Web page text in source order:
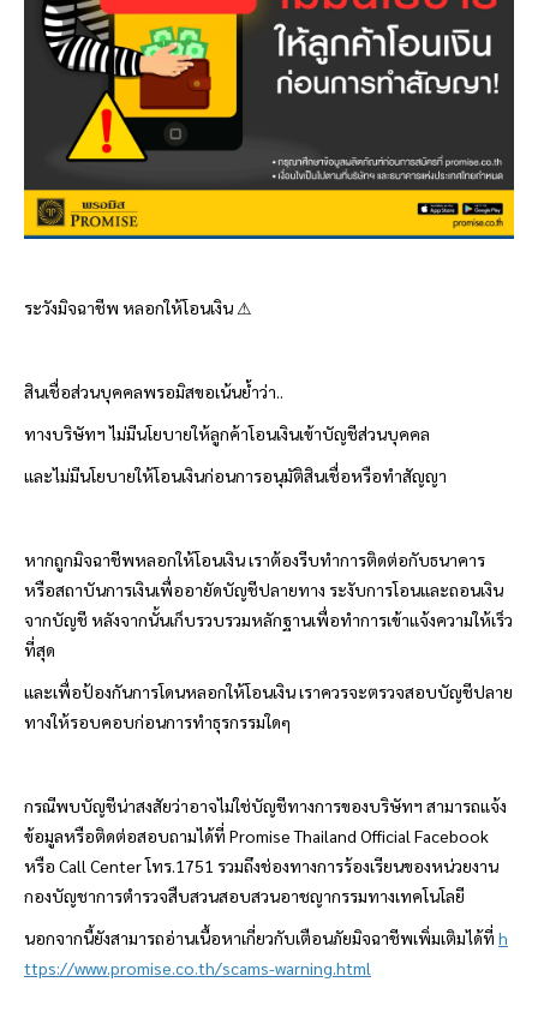
ระวังมิจฉาชีพ หลอกให้โอนเงิน ⚠
สินเชื่อส่วนบุคคลพรอมิสขอเน้นย้ำว่า..
ทางบริษัทฯ ไม่มีนโยบายให้ลูกค้าโอนเงินเข้าบัญชีส่วนบุคคล
และไม่มีนโยบายให้โอนเงินก่อนการอนุมัติสินเชื่อหรือทำสัญญา
หากถูกมิจฉาชีพหลอกให้โอนเงิน เราต้องรีบทำการติดต่อกับธนาคาร
หรือสถาบันการเงินเพื่ออายัดบัญชีปลายทาง ระงับการโอนและถอนเงิน
จากบัญชี หลังจากนั้นเก็บรวบรวมหลักฐานเพื่อทำการเข้าแจ้งความให้เร็ว
ที่สุด
และเพื่อป้องกันการโดนหลอกให้โอนเงิน เราควรจะตรวจสอบบัญชีปลาย
ทางให้รอบคอบก่อนการทำธุรกรรมใดๆ
กรณีพบบัญชีน่าสงสัยว่าอาจไม่ใช่บัญชีทางการของบริษัทฯ สามารถแจ้ง
ข้อมูลหรือติดต่อสอบถามได้ที่ Promise Thailand Official Facebook
หรือ Call Center โทร.1751 รวมถึงช่องทางการร้องเรียนของหน่วยงาน
กองบัญชาการตำรวจสืบสวนสอบสวนอาชญากรรมทางเทคโนโลยี
นอกจากนี้ยังสามารถอ่านเนื้อหาเกี่ยวกับเตือนภัยมิจฉาชีพเพิ่มเติมได้ที่ h
ttps://www.promise.co.th/scams-warning.html